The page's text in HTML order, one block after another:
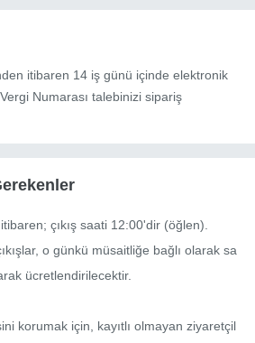
itibaren 14 iş günü içinde elektronik
Numarası talebinizi sipariş
çıkış saati 12:00'dir (öğlen).
o günkü müsaitliğe bağlı olarak sa
ücretlendirilecektir.
korumak için, kayıtlı olmayan ziyaretçil